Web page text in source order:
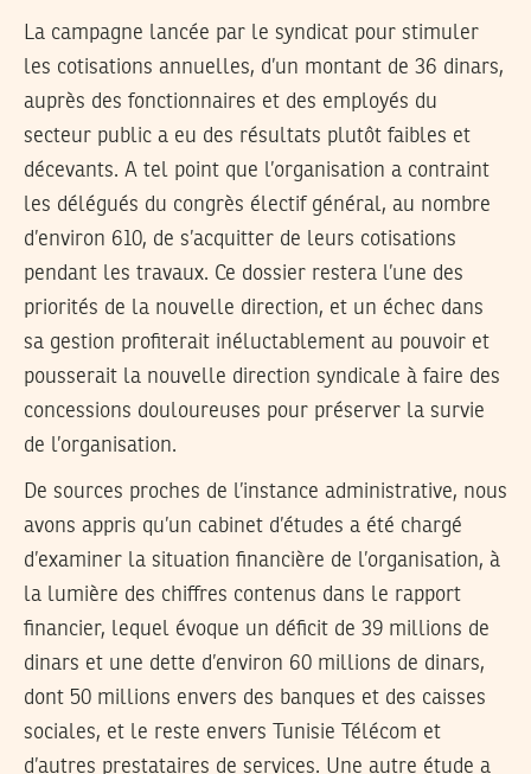
La campagne lancée par le syndicat pour stimuler
les cotisations annuelles, d’un montant de 36 dinars,
auprès des fonctionnaires et des employés du
secteur public a eu des résultats plutôt faibles et
décevants. A tel point que l’organisation a contraint
les délégués du congrès électif général, au nombre
d’environ 610, de s’acquitter de leurs cotisations
pendant les travaux. Ce dossier restera l’une des
priorités de la nouvelle direction, et un échec dans
sa gestion profiterait inéluctablement au pouvoir et
pousserait la nouvelle direction syndicale à faire des
concessions douloureuses pour préserver la survie
de l’organisation.
De sources proches de l’instance administrative, nous
avons appris qu’un cabinet d’études a été chargé
d’examiner la situation financière de l’organisation, à
la lumière des chiffres contenus dans le rapport
financier, lequel évoque un déficit de 39 millions de
dinars et une dette d’environ 60 millions de dinars,
dont 50 millions envers des banques et des caisses
sociales, et le reste envers Tunisie Télécom et
d’autres prestataires de services. Une autre étude a